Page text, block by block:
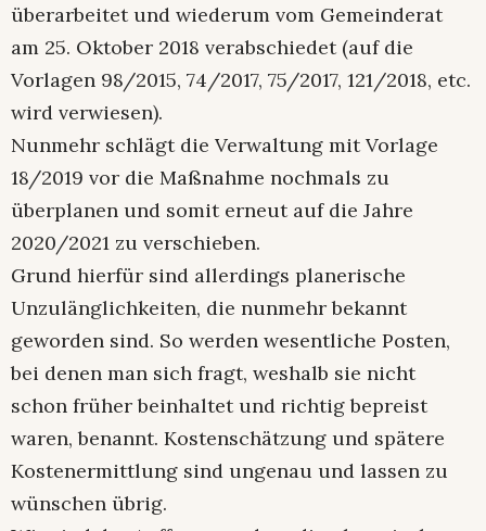
überarbeitet und wiederum vom Gemeinderat
am 25. Oktober 2018 verabschiedet (auf die
Vorlagen 98/2015, 74/2017, 75/2017, 121/2018, etc.
wird verwiesen).
Nunmehr schlägt die Verwaltung mit Vorlage
18/2019 vor die Maßnahme nochmals zu
überplanen und somit erneut auf die Jahre
2020/2021 zu verschieben.
Grund hierfür sind allerdings planerische
Unzulänglichkeiten, die nunmehr bekannt
geworden sind. So werden wesentliche Posten,
bei denen man sich fragt, weshalb sie nicht
schon früher beinhaltet und richtig bepreist
waren, benannt. Kostenschätzung und spätere
Kostenermittlung sind ungenau und lassen zu
wünschen übrig.